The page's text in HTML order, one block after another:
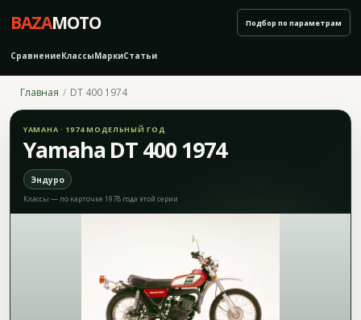
BAZAMOTO
СравнениеКлассыМаркиСтатьи
Подбор по параметрам
Главная DT 400 1974
YAMAHA · 1974 МОДЕЛЬНЫЙ ГОД
Yamaha DT 400 1974
Эндуро
Классы — по карточке 1978 года этой серии